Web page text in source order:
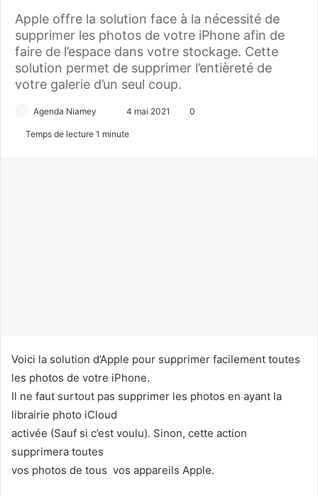
Apple offre la solution face à la nécessité de
supprimer les photos de votre iPhone afin de
faire de l’espace dans votre stockage. Cette
solution permet de supprimer l’entièreté de
votre galerie d’un seul coup.
Agenda Niamey
n
e
l
4 mai 2021 0
Temps de lecture 1 minute
Voici la solution d’Apple pour supprimer facilement toutes
les photos de votre iPhone.
Il ne faut surtout pas supprimer les photos en ayant la
librairie photo iCloud
activée (Sauf si c’est voulu). Sinon, cette action
supprimera toutes
vos photos de tous vos appareils Apple.